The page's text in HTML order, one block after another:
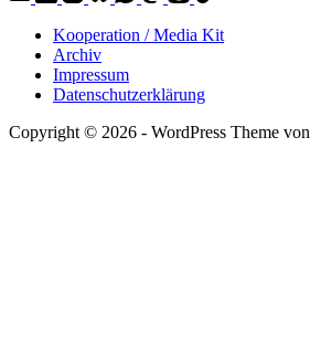
Kooperation / Media Kit
Archiv
Impressum
Datenschutzerklärung
Copyright © 2026 - WordPress Theme von